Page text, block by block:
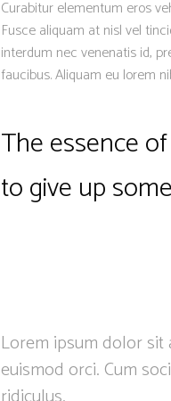
Curabitur elementum eros
Fusce aliquam at nisl vel
interdum nec venenatis id,
faucibus. Aliquam eu lorem
The essence
to give up
Lorem ipsum dolor sit
euismod orci. Cum